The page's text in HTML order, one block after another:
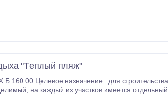
"Тёплый пляж"
и
гос АКТ.